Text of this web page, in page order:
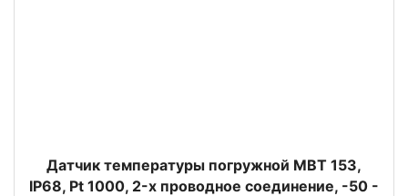
Датчик температуры погружной MBT 153,
IP68, Pt 1000, 2-х проводное соединение, -50 -